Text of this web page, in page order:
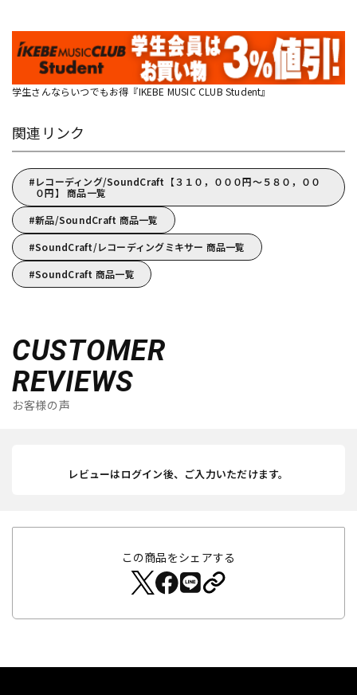
学生さんならいつでもお得『IKEBE MUSIC CLUB Student』
関連リンク
レコーディング/SoundCraft【３１０，０００円～５８０，００
０円】 商品一覧
新品/SoundCraft 商品一覧
SoundCraft/レコーディングミキサー 商品一覧
SoundCraft 商品一覧
CUSTOMER
REVIEWS
お客様の声
レビューはログイン後、ご入力いただけます。
この商品をシェアする